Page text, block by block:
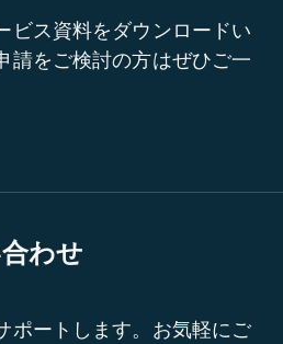
ビス資料をダウンロードい
請をご検討の方はぜひご一
わせ
ポートします。お気軽にご